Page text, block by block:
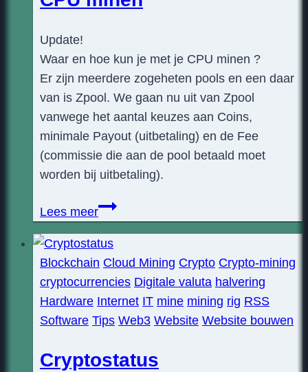
Update!
Waar en hoe kun je met je CPU minen ?
Er zijn meerdere zogeheten pools en een daar
van is Zpool. We gaan nu uit van Zpool
vanwege het aantal keuzes aan Coins,
minimale Payout (uitbetaling) en de Fee
(commissie die aan de pool betaald moet
worden bij uitbetaling).
Lees meerWaar
en
hoe
kun
je
met
je
minen
Blockchain Cloud Mining Crypto Crypto-mining
cryptocurrencies Digitale valuta halvering
Hardware Internet IT mine mining rig RSS
Software Tips Web3 Website Website bouwen
Cryptostatus